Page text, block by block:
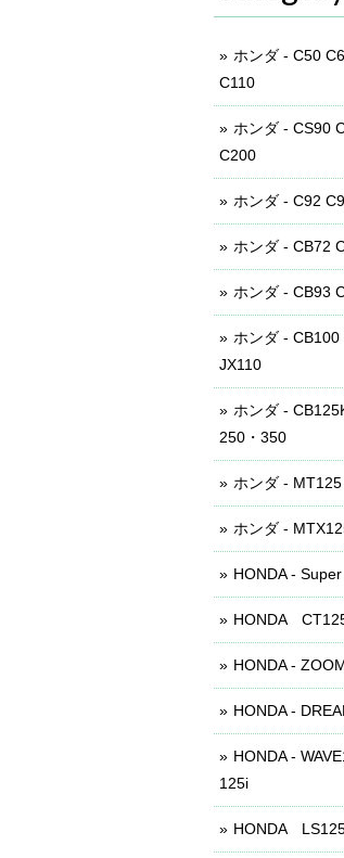
ホンダ - C50
C110
ホンダ - CS90
C200
ホンダ - C92
ホンダ - CB72
ホンダ - CB93
ホンダ -
JX110
ホンダ -
250・350
ホンダ -
ホンダ -
HONDA -
HONDA
HONDA -
HONDA -
HONDA -
125i
HONDA